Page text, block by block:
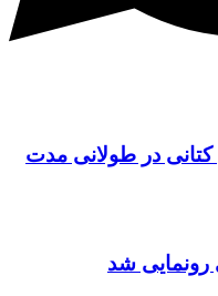
در طولانی مدت
رونمایی شد